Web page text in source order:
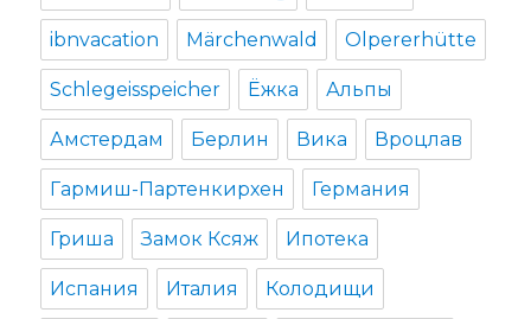
ibnvacation Märchenwald Olpererhütte
Schlegeisspeicher Ёжка Альпы
Амстердам Берлин Вика Вроцлав
Гармиш-Партенкирхен Германия
Гриша Замок Ксяж Ипотека
Испания Италия Колодищи